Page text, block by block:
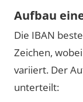
Aufbau
Die IBAN
Zeichen,
variiert. Der
unterteilt: